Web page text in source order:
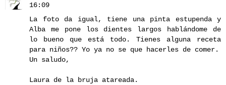
16:09
La foto da igual, tiene una pinta estupenda y
Alba me pone los dientes largos hablándome de
lo bueno que está todo. Tienes alguna receta
para niños?? Yo ya no se que hacerles de comer.
Un saludo,
Laura de la bruja atareada.